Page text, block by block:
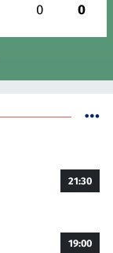
0 0
21:30
19:00